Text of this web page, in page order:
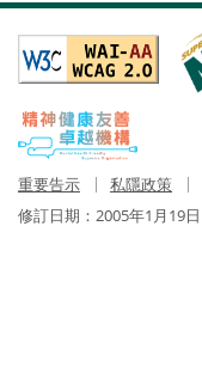
重要告示 私隱政策
修訂日期： 2005年1月19日